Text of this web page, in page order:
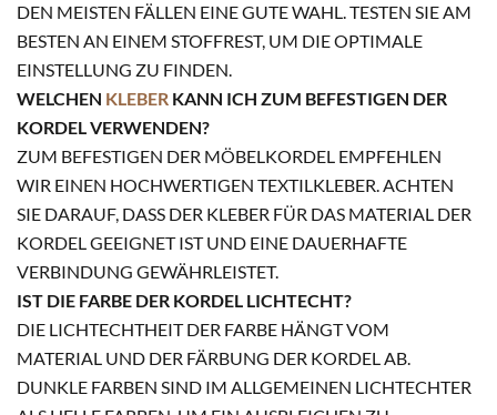
DEN MEISTEN FÄLLEN EINE GUTE WAHL. TESTEN SIE AM
BESTEN AN EINEM STOFFREST, UM DIE OPTIMALE
EINSTELLUNG ZU FINDEN.
WELCHEN KLEBER KANN ICH ZUM BEFESTIGEN DER
KORDEL VERWENDEN?
ZUM BEFESTIGEN DER MÖBELKORDEL EMPFEHLEN
WIR EINEN HOCHWERTIGEN TEXTILKLEBER. ACHTEN
SIE DARAUF, DASS DER KLEBER FÜR DAS MATERIAL DER
KORDEL GEEIGNET IST UND EINE DAUERHAFTE
VERBINDUNG GEWÄHRLEISTET.
IST DIE FARBE DER KORDEL LICHTECHT?
DIE LICHTECHTHEIT DER FARBE HÄNGT VOM
MATERIAL UND DER FÄRBUNG DER KORDEL AB.
DUNKLE FARBEN SIND IM ALLGEMEINEN LICHTECHTER